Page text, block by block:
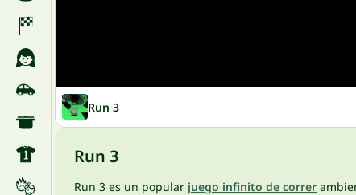
Run 3
Run 3
Run 3 es un popular juego infinito de correr